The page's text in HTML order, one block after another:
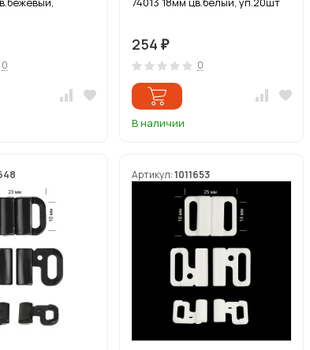
0
254 ₽
0
В наличии
Артикул:1011653